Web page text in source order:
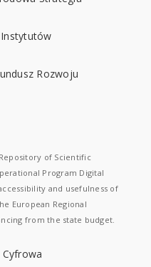
of Scientific
Program Digital
and usefulness of
European Regional
from the state budget.